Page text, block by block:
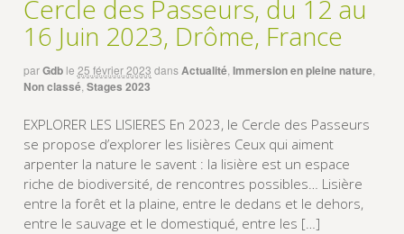
Cercle des Passeurs, du 12 au
16 Juin 2023, Drôme, France
parGdb le 25 février 2023 dansActualité,Immersion en pleine nature,
Non classé,Stages 2023
EXPLORER LES LISIERES En 2023, le Cercle des Passeurs
se propose d’explorer les lisières Ceux qui aiment
arpenter la nature le savent : la lisière est un espace
riche de biodiversité, de rencontres possibles… Lisière
entre la forêt et la plaine, entre le dedans et le dehors,
entre le sauvage et le domestiqué, entre les […]